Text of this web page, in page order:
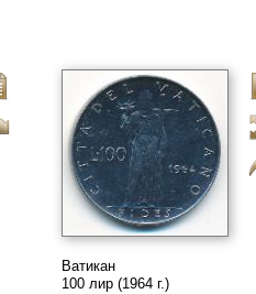
Ватикан
100 лир (1964 г.)